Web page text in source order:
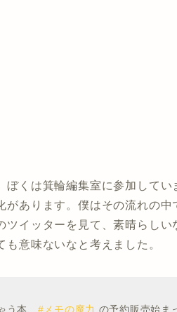
ぼくは箕輪編集室に参加して
があります。僕はその流れの
ツイッターを見て、素晴らし
意味ないなと考えました。
本、 #メモの魔力 の予約販売始ま